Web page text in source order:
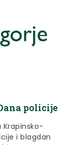
policije
Krapinsko-
i blagdan